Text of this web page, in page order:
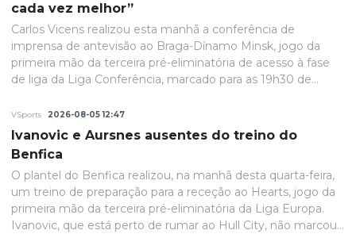
cada vez melhor”
Carlos Vicens realizou esta manhã a conferência de
imprensa de antevisão ao Braga-Dínamo Minsk, jogo da
primeira mão da terceira pré-eliminatória de acesso à fase
de liga da Liga Conferência, marcado para as 19h30 de
VSports 2026-08-05 12:47
Ivanovic e Aursnes ausentes do treino do
Benfica
O plantel do Benfica realizou, na manhã desta quarta-feira,
um treino de preparação para a receção ao Hearts, jogo da
primeira mão da terceira pré-eliminatória da Liga Europa.
Ivanovic, que está perto de rumar ao Hull City, não marcou